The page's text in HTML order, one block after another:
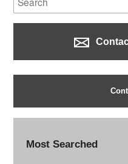
Most Searched